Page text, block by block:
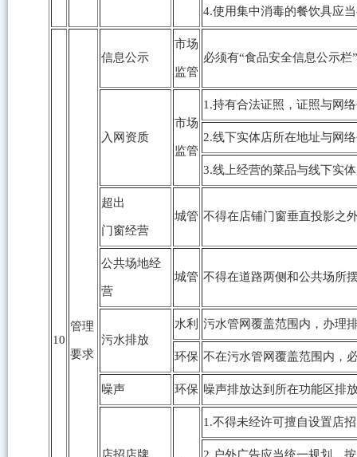
4.使用集中消毒的餐饮具应
10
管理
要求
信息公示
市场
监管
必须有“食品安全信息公示
入网资质
市场
监管
1.持有合法证照，证照与网
2.线下实体店所在地址与网
3.线上经营的菜品与线下实
超出
门窗经营
城管 不得在店铺门窗垂直投影之
公共场地经
营
城管 不得在道路两侧和公共场所
污水排放
水利 污水管网覆盖范围内，办理
环保 不在污水管网覆盖范围内，
噪声 环保 噪声排放达到所在功能区排
1.不得未经许可擅自设置店